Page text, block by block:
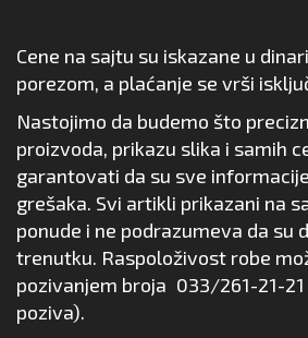
Cene na sajtu su iskazane u
porezom, a plaćanje se vrši
Nastojimo da budemo što
proizvoda, prikazu slika i samih
garantovati da su sve
grešaka. Svi artikli prikazani na
ponude i ne podrazumeva da su
trenutku. Raspoloživost robe
pozivanjem broja 033/261-21-21
poziva).